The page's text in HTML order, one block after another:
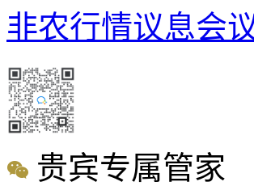
非农行情议息会
贵宾专属管家